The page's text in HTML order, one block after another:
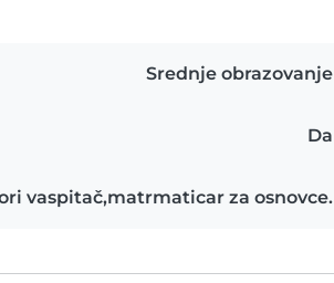
Srednje obrazovanje
Da
vaspitač,matrmaticar za osnovce.